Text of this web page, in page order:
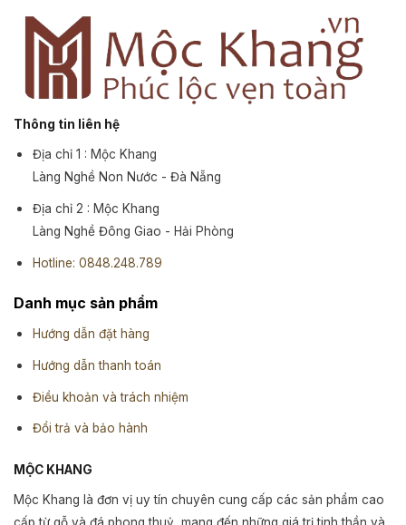
Thông tin liên hệ
Địa chỉ 1 : Mộc Khang
Làng Nghề Non Nước - Đà Nẵng
Địa chỉ 2 : Mộc Khang
Làng Nghề Đông Giao - Hải Phòng
Hotline: 0848.248.789
Danh mục sản phẩm
Hướng dẫn đặt hàng
Hướng dẫn thanh toán
Điều khoản và trách nhiệm
Đổi trả và bảo hành
MỘC KHANG
Mộc Khang là đơn vị uy tín chuyên cung cấp các sản phẩm cao